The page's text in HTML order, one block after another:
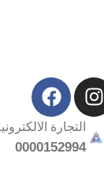
التجارة
0000152994